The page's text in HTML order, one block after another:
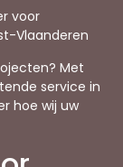
voor
Vlaanderen
Met
service in
hoe wij uw